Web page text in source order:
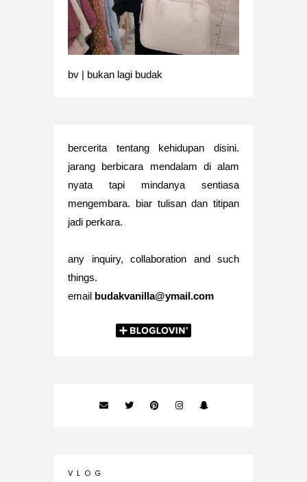
bv | bukan lagi budak
bercerita tentang kehidupan disini.
jarang berbicara mendalam di alam
nyata tapi mindanya sentiasa
mengembara. biar tulisan dan titipan
jadi perkara.
any inquiry, collaboration and such
things.
email budakvanilla@ymail.com
V L O G